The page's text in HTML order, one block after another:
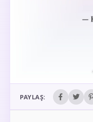
PAYLAŞ: